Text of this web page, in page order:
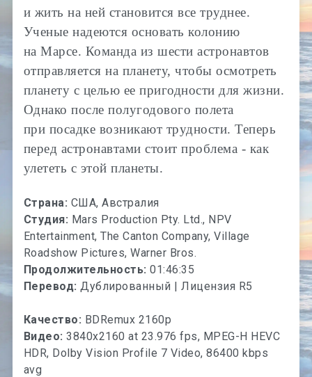
и жить на ней становится все труднее.
Ученые надеются основать колонию
на Марсе. Команда из шести астронавтов
отправляется на планету, чтобы осмотреть
планету с целью ее пригодности для жизни.
Однако после полугодового полета
при посадке возникают трудности. Теперь
перед астронавтами стоит проблема - как
улететь с этой планеты.
Страна: США, Австралия
Студия: Mars Production Pty. Ltd., NPV
Entertainment, The Canton Company, Village
Roadshow Pictures, Warner Bros.
Продолжительность:01:46:35
Перевод: Дублированный | Лицензия R5
Качество: BDRemux 2160p
Видео:3840x2160 at 23.976 fps, MPEG-H HEVC
HDR, Dolby Vision Profile 7 Video, 86400 kbps
avg